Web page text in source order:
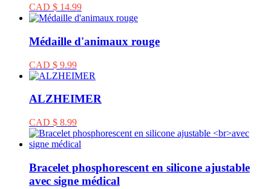
CAD $ 14.99
Médaille d'animaux rouge
CAD $ 9.99
ALZHEIMER
CAD $ 8.99
Bracelet phosphorescent en silicone ajustable
avec signe médical